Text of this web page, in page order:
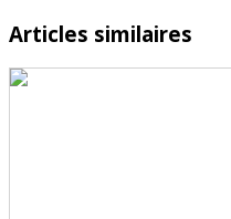
Articles similaires